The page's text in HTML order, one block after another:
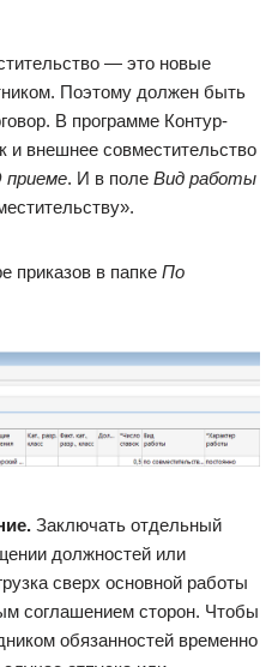
— это новые
Поэтому должен быть
В программе Контур-
и внешнее совместительство
приеме. И в поле Вид работы
приказов в папке По
Заключать отдельный
должностей или
сверх основной работы
соглашением сторон. Чтобы
обязанностей временно